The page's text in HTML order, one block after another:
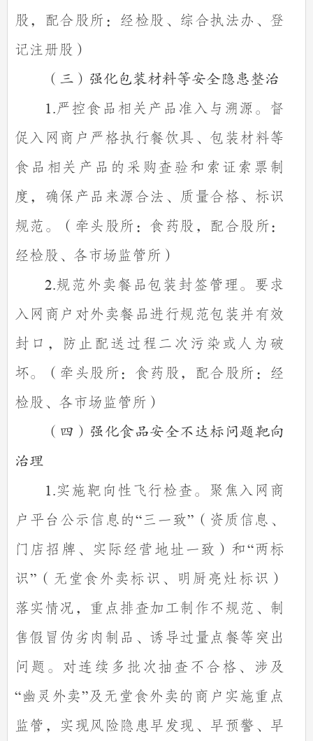
股，配合股所：经检股、综合执法办、登
记注册股）
（三）强化包装材料等安全隐患整治
1.严控食品相关产品准入与溯源。督
促入网商户严格执行餐饮具、包装材料等
食品相关产品的采购查验和索证索票制
度，确保产品来源合法、质量合格、标识
规范。（牵头股所：食药股，配合股所：
经检股、各市场监管所）
2.规范外卖餐品包装封签管理。要求
入网商户对外卖餐品进行规范包装并有效
封口，防止配送过程二次污染或人为破
坏。（牵头股所：食药股，配合股所：经
检股、各市场监管所）
（四）强化食品安全不达标问题靶向
治理
1.实施靶向性飞行检查。聚焦入网商
户平台公示信息的“三一致” （资质信息、
门店招牌、实际经营地址一致）和“两标
识” （无堂食外卖标识、明厨亮灶标识）
落实情况，重点排查加工制作不规范、制
售假冒伪劣肉制品、诱导过量点餐等突出
问题。对连续多批次抽查不合格、涉及
“幽灵外卖”及无堂食外卖的商户实施重点
监管，实现风险隐患早发现、早预警、早